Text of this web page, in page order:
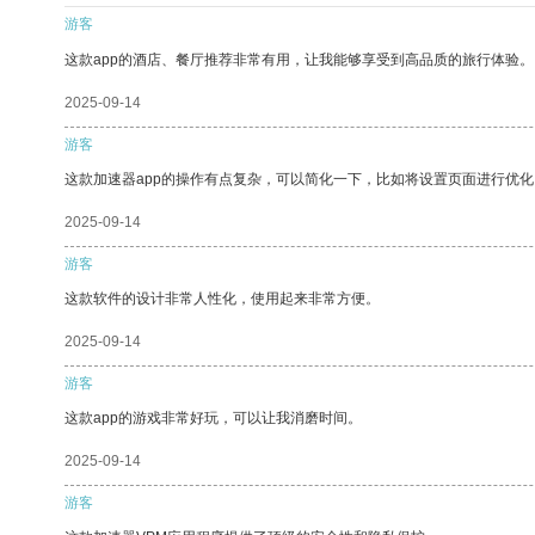
游客
这款app的酒店、餐厅推荐非常有用，让我能够享受到高品质的旅行体验。
2025-09-14
游客
这款加速器app的操作有点复杂，可以简化一下，比如将设置页面进行优
2025-09-14
游客
这款软件的设计非常人性化，使用起来非常方便。
2025-09-14
游客
这款app的游戏非常好玩，可以让我消磨时间。
2025-09-14
游客